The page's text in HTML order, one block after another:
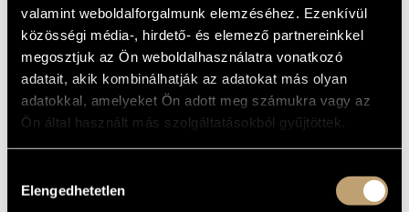
valamint weboldalforgalmunk elemzéséhez. Ezenkívül
közösségi média-, hirdető- és elemező partnereinkkel
megosztjuk az Ön weboldalhasználatra vonatkozó
adatait, akik kombinálhatják az adatokat más olyan
adatokkal, amelyeket Ön adott meg számukra vagy az
Ön által használt más szolgáltatásokból gyűjtöttek.
kiválasztása
Elengedhetetlen